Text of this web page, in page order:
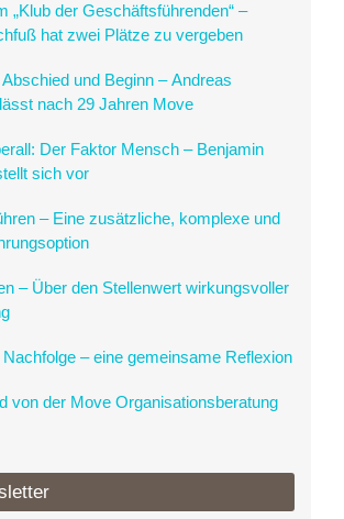
„Klub der Geschäftsführenden“ –
hat zwei Plätze zu vergeben
und Beginn – Andreas
nach 29 Jahren Move
Der Faktor Mensch – Benjamin
sich vor
– Eine zusätzliche, komplexe und
– Über den Stellenwert wirkungsvoller
– eine gemeinsame Reflexion
von der Move Organisationsberatung